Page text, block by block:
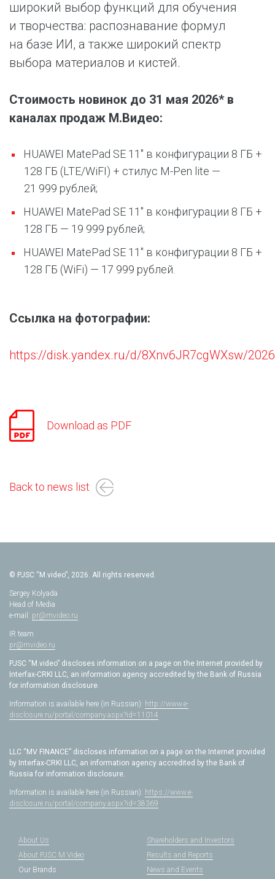
широкий выбор функций для обучения
и творчества: распознавание формул
на базе ИИ, а также широкий спектр
выбора материалов и кистей.
Стоимость новинок до 31 мая 2026* в
каналах продаж М.Видео:
HUAWEI MatePad SE 11″ в конфигурации 8 ГБ +
128 ГБ (LTE/WiFI) + стилус M-Pen lite —
21 999 рублей;
HUAWEI MatePad SE 11″ в конфигурации 8 ГБ +
128 ГБ — 19 999 рублей;
HUAWEI MatePad SE 11″ в конфигурации 8 ГБ +
128 ГБ (WiFi) — 17 999 рублей.
Ссылка на фотографии:
https://disk.yandex.ru/d/8Xnv6JR7cgWXsw/
Download as PDF
Back to news list
© PJSC “M.video”, 2026. All rights reserved.
Sergey Kolyada
Head of Media
e-mail: pr@mvideo.ru
IR team
pr@mvideo.ru
PJSC “M.video” discloses information on a page on the Internet provided by
Interfax-CRKI LLC, an information agency accredited by the Bank of Russia
for information disclosure.
Information is available here (in Russian): http://www.e-
disclosure.ru/portal/company.aspx?id=11014
LLC “MV FINANCE” discloses information on a page on the Internet provided
by Interfax-CRKI LLC, an information agency accredited by the Bank of
Russia for information disclosure.
Information is available here (in Russian): https://www.e-
disclosure.ru/portal/company.aspx?id=38369
About Us
About PJSC M.Video
Our Brands
Shareholders and Investors
Results and Reports
News and Events